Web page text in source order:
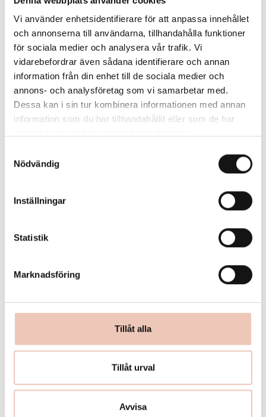
Vi använder enhetsidentifierare för att anpassa innehållet
och annonserna till användarna, tillhandahålla funktioner
för sociala medier och analysera vår trafik. Vi
vidarebefordrar även sådana identifierare och annan
information från din enhet till de sociala medier och
annons- och analysföretag som vi samarbetar med.
Dessa kan i sin tur kombinera informationen med annan
information som du har tillhandahållit eller som de har
Nödvändig
Inställningar
Statistik
Marknadsföring
Tillåt alla
Tillåt urval
Avvisa